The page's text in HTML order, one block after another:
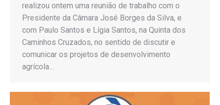
realizou ontem uma reunião de trabalho com o
Presidente da Câmara José Borges da Silva, e
com Paulo Santos e Lígia Santos, na Quinta dos
Caminhos Cruzados, no sentido de discutir e
comunicar os projetos de desenvolvimento
agrícola…